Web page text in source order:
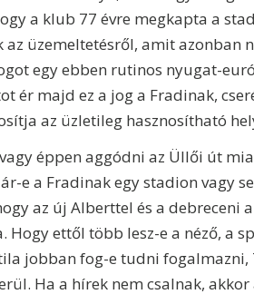
a klub 77 évre megkapta a
az üzemeltetésről, amit azonban
egy ebben rutinos nyugat-
ér majd ez a jog a Fradinak,
az üzletileg hasznosítható
éppen aggódni az Üllői út
e a Fradinak egy stadion vagy
az új Alberttel és a debreceni
Hogy ettől több lesz-e a néző, a
jobban fog-e tudni fogalmazni,
Ha a hírek nem csalnak,